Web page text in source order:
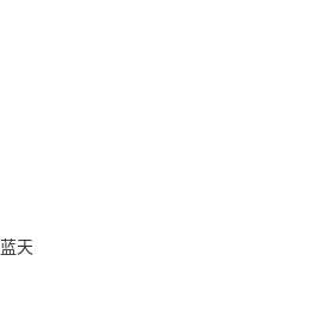
天